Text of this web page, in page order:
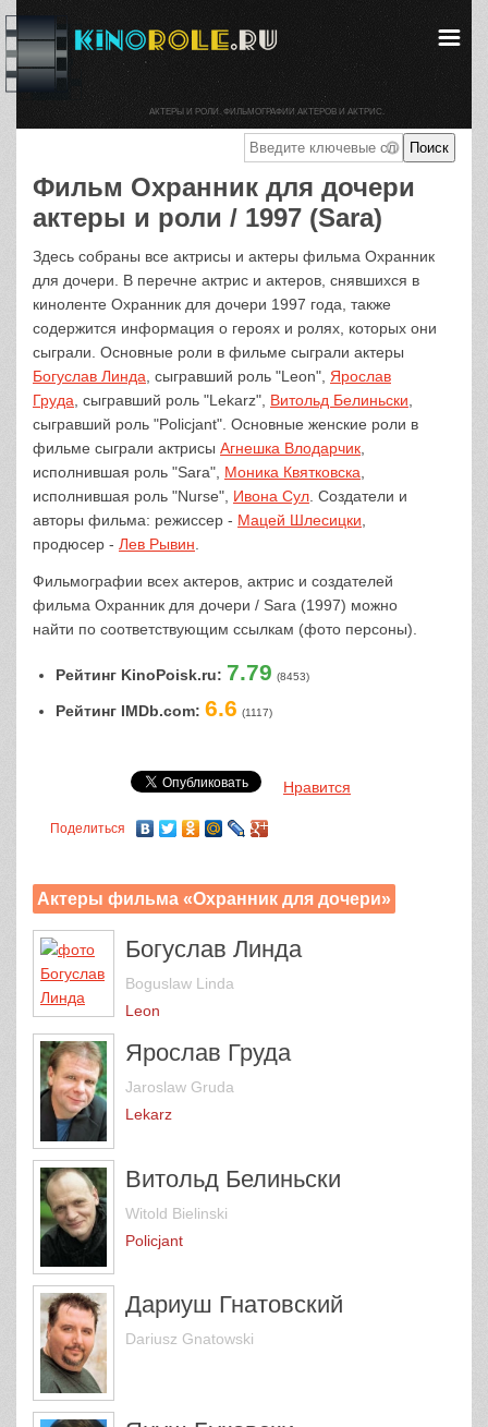
Фильм Охранник для дочери
актеры и роли / 1997 (Sara)
Здесь собраны все актрисы и актеры фильма Охранник
для дочери. В перечне актрис и актеров, снявшихся в
киноленте Охранник для дочери 1997 года, также
содержится информация о героях и ролях, которых они
сыграли. Основные роли в фильме сыграли актеры
Богуслав Линда , сыгравший роль "Leon", Ярослав
Груда , сыгравший роль "Lekarz", Витольд Белиньски
сыгравший роль "Policjant". Основные женские роли в
фильме сыграли актрисы Агнешка Влодарчик
исполнившая роль "Sara", Моника Квятковска
исполнившая роль "Nurse", Ивона Сул . Создатели и
авторы фильма: режиссер - Мацей Шлесицки
продюсер - Лев Рывин
Фильмографии всех актеров, актрис и создателей
фильма Охранник для дочери / Sara (1997) можно
найти по соответствующим ссылкам (фото персоны).
Рейтинг KinoPoisk.ru: 7.79 (8453)
Рейтинг IMDb.com: 6.6 (1117)
Нравится
Поделиться
Актеры фильма «Охранник для дочери»
Богуслав Линда
Boguslaw Linda
Leon
Ярослав Груда
Jaroslaw Gruda
Lekarz
Витольд Белиньски
Witold Bielinski
Policjant
Дариуш Гнатовский
Dariusz Gnatowski
АКТЕРЫ И РОЛИ. ФИЛЬМОГРАФИИ АКТЕРОВ И АКТРИС.